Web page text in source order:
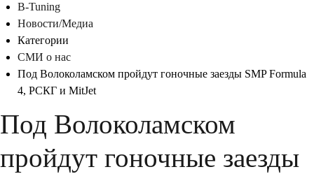
B-Tuning
Новости/Медиа
Категории
СМИ о нас
Под Волоколамском пройдут гоночные заезды SMP Formula
4, РСКГ и MitJet
Под Волоколамском
пройдут гоночные заезды